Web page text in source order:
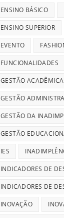
ENSINO BÁSICO
ENSINO SUPERIOR
EVENTO
FUNCIONALIDADES
GESTÃO ACADÊMICA
GESTÃO
GESTÃO DA
GESTÃO
IES
INDICADORES DE
INDICADORES DE
INOVAÇÃO